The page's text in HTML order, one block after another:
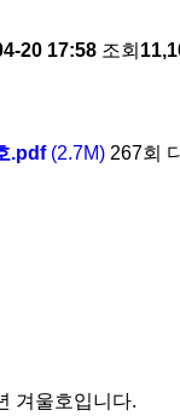
20 17:58 조회
.pdf(2.7M) 267회
겨울호입니다.